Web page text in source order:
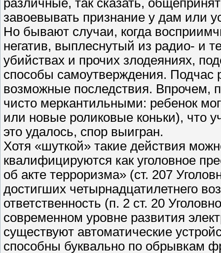
различные, так сказать,
завоевывать признание у дам или
Но бывают случаи, когда
негатив, выплеснутый из радио- и
убийствах и прочих злодеяниях,
способы самоутверждения. Подчас
возможные последствия. Впрочем,
чисто меркантильными: ребенок
или новые роликовые коньки), что
это удалось, спор выигран.
Хотя «шуткой» такие действия
квалифицируются как уголовное
об акте терроризма» (ст. 207
достигших четырнадцатилетнего
ответственность (п. 2 ст. 20
современном уровне развития
существуют автоматические
способны буквально по обрывкам